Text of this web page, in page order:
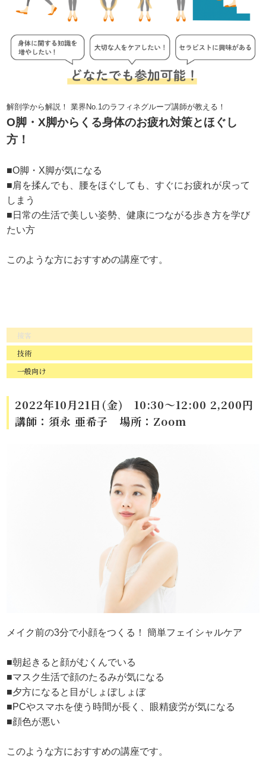
解剖学から解説！ 業界No.1のラフィネグループ講師が教える！
O脚・X脚からくる身体のお疲れ対策とほぐし
方！
■O脚・X脚が気になる
■肩を揉んでも、腰をほぐしても、すぐにお疲れが戻って
しまう
■日常の生活で美しい姿勢、健康につながる歩き方を学び
たい方
このような方におすすめの講座です。
接客
技術
一般向け
2022年10月21日(金) 10:30～12:00 2,200円
講師：須永 亜希子 場所：Zoom
メイク前の3分で小顔をつくる！ 簡単フェイシャルケア
■朝起きると顔がむくんでいる
■マスク生活で顔のたるみが気になる
■夕方になると目がしょぼしょぼ
■PCやスマホを使う時間が長く、眼精疲労が気になる
■顔色が悪い
このような方におすすめの講座です。